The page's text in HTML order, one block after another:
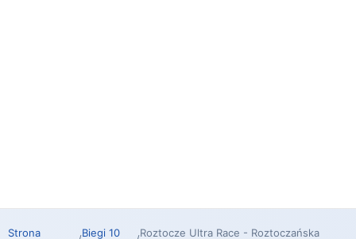
Strona
Biegi 10
Roztocze Ultra Race - Roztoczańska